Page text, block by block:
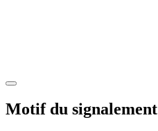
Motif du signalement